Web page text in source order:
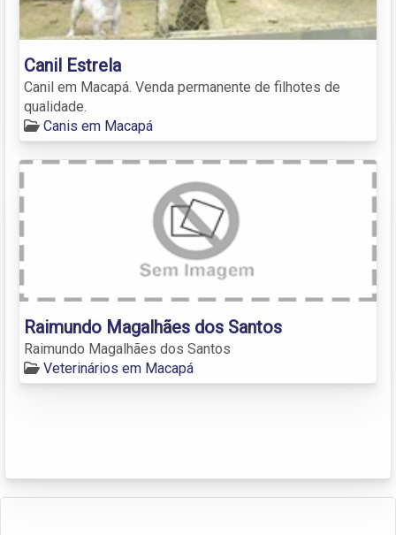
Canil Estrela
Canil em Macapá. Venda permanente de filhotes de
qualidade.
Canis em Macapá
Raimundo Magalhães dos Santos
Raimundo Magalhães dos Santos
Veterinários em Macapá